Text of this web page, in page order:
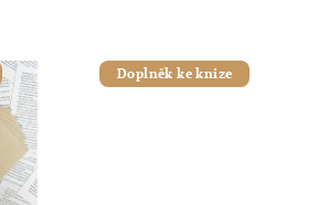
Doplněk ke knize